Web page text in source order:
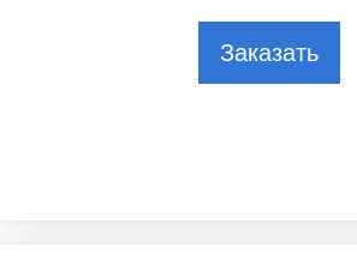
Заказать